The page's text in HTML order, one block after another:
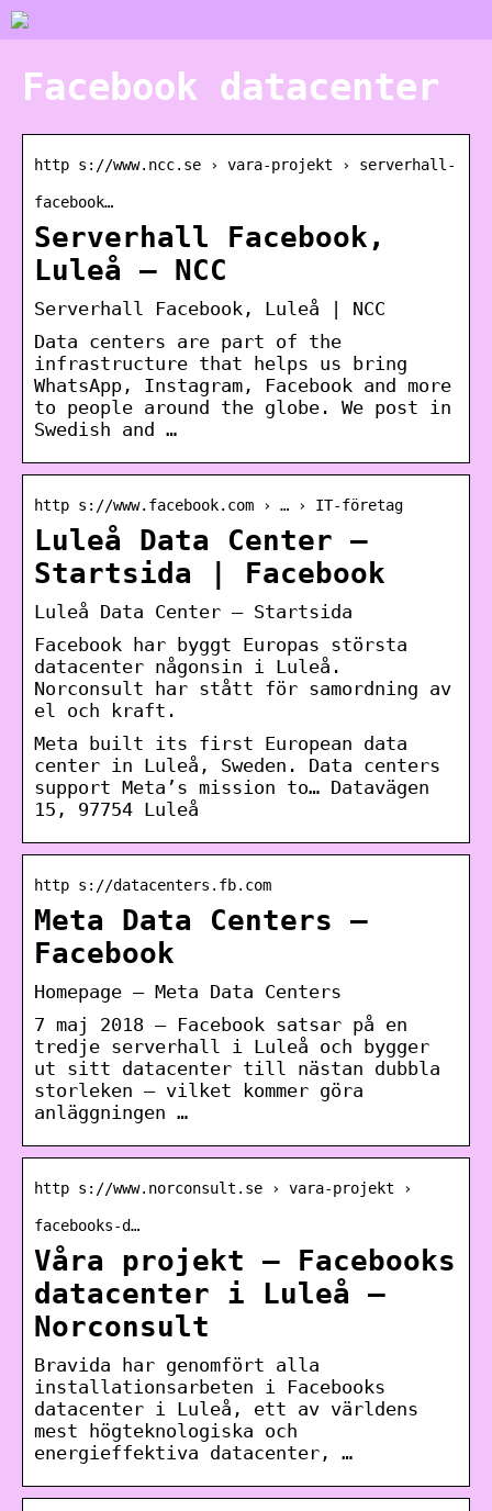
Facebook datacenter
http s://www.ncc.se › vara-projekt › serverhall-
facebook…
Serverhall Facebook,
Luleå – NCC
Serverhall Facebook, Luleå | NCC
Data centers are part of the
infrastructure that helps us bring
WhatsApp, Instagram, Facebook and more
to people around the globe. We post in
Swedish and …
http s://www.facebook.com › … › IT-företag
Luleå Data Center –
Startsida | Facebook
Luleå Data Center – Startsida
Facebook har byggt Europas största
datacenter någonsin i Luleå.
Norconsult har stått för samordning av
el och kraft.
Meta built its first European data
center in Luleå, Sweden. Data centers
support Meta’s mission to… Datavägen
15, 97754 Luleå
http s://datacenters.fb.com
Meta Data Centers –
Facebook
Homepage – Meta Data Centers
7 maj 2018 — Facebook satsar på en
tredje serverhall i Luleå och bygger
ut sitt datacenter till nästan dubbla
storleken – vilket kommer göra
anläggningen …
http s://www.norconsult.se › vara-projekt ›
facebooks-d…
Våra projekt – Facebooks
datacenter i Luleå –
Norconsult
Bravida har genomfört alla
installationsarbeten i Facebooks
datacenter i Luleå, ett av världens
mest högteknologiska och
energieffektiva datacenter, …